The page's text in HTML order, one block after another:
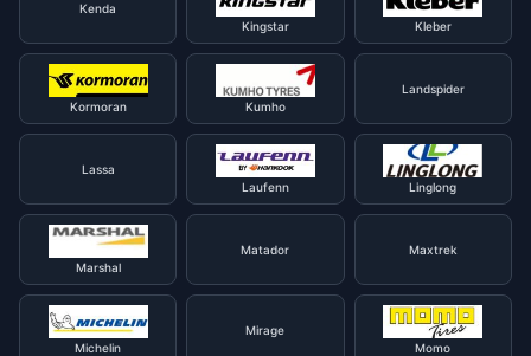
Kenda
Kingstar
Kleber
Kormoran Kumho
Landspider
Lassa
Laufenn
Linglong
Marshal
Matador Maxtrek
Michelin
Mirage
Momo